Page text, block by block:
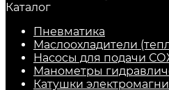
Каталог
Пневматика
Маслоохладители
Насосы для подачи
Манометры
Катушки